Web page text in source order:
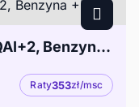
Nissan Qashqai 2 1.6 QASHQAI+2, Benzyna +LPG
Raty353zł/msc